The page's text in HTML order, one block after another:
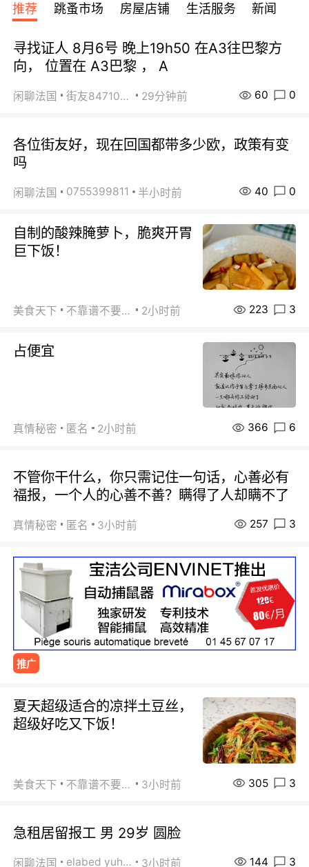
宾馆 108欧/天起
全程756欧/位
欧/天起 ~包拼房
每周铁发！
推荐 跳蚤市场 房屋店铺 生活服务 新闻
寻找证人 8月6号 晚上19h50 在A3往巴黎方
向， 位置在 A3巴黎 ， A
闲聊法国 街友84710671 29分钟前 60 0
各位街友好，现在回国都带多少欧，政策有变
吗
闲聊法国 0755399811 半小时前 40 0
自制的酸辣腌萝卜，脆爽开胃
巨下饭！
美食天下 不靠谱不要联系 2小时前 223 3
占便宜
真情秘密 匿名 2小时前 366 6
不管你干什么，你只需记住一句话，心善必有
福报，一个人的心善不善？瞒得了人却瞒不了
真情秘密 匿名 3小时前 257 3
推广
夏天超级适合的凉拌土豆丝，
超级好吃又下饭！
美食天下 不靠谱不要联系 3小时前 305 3
急租居留报工 男 29岁 圆脸
闲聊法国 elabed yuhua 3小时前 144 3